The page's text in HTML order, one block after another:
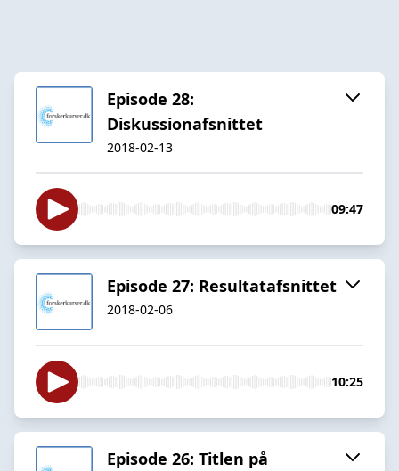
Episode 28:
Diskussionafsnittet
2018-02-13
09:47
Episode 27: Resultatafsnittet
2018-02-06
10:25
Episode 26: Titlen på